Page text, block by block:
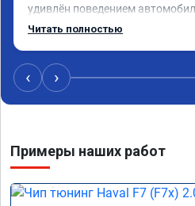
удивлён поведением
стала отзывчивее, и резче что
Если ваш автомобиль исправен
своевременно обслуживается,
нанесёт
Читать полностью
‹ ›
Примеры наших работ